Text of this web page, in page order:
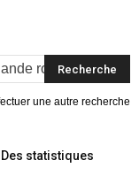
une autre recherche
statistiques